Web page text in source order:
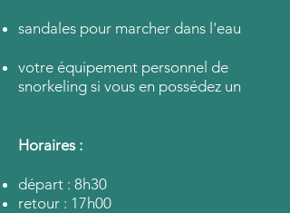
sandales pour marcher dans l'eau
votre équipement personnel de
snorkeling si vous en possédez un
Horaires :
départ : 8h30
retour : 17h00